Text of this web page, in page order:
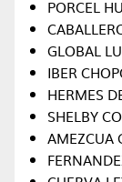
PORCEL
GLOBAL
IBER
HERMES
SHELBY
AMEZCUA